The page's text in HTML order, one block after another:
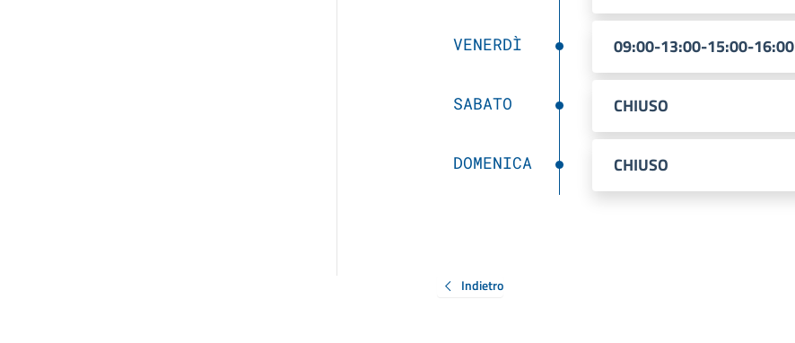
VENERDÌ 09:00-13:00-15:00-16:00
SABATO CHIUSO
DOMENICA CHIUSO
Indietro